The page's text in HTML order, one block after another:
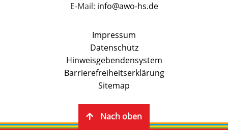
E-Mail: info@awo-hs.de
Impressum
Datenschutz
Hinweisgebendensystem
Barrierefreiheitserklärung
Sitemap
Nach oben